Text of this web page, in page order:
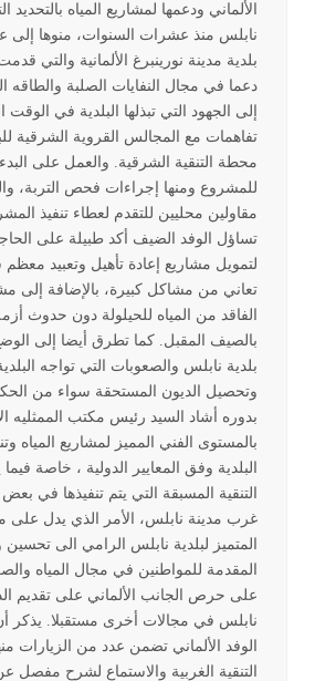
الألماني ودعمها لمشاريع المياه بالتحديد
نابلس منذ عشرات السنوات، منوها إلى
بلدية مدينة نورينبرغ الألمانية والتي
دعما في مجال النفايات الصلبة والطاقه
إلى الجهود التي تبذلها البلدية في
تفاهمات مع المجالس القروية الشرقية
محطة التنقية الشرقية. والعمل على البدء
للمشروع ومنها إجراءات فحص التربة،
مقاولين محليين للتقدم لعطاء تنفيذ
تساؤل الوفد الضيف أكد طبيلة على
لتمويل مشاريع إعادة تأهيل وتعبيد معظم
تعاني من مشاكل كبيرة، بالإضافة إلى
الفاقد من المياه للحيلولة دون حدوث
بالصيف المقبل. كما تطرق أيضا إلى
بلدية نابلس والصعوبات التي تواجه
وتحصيل الديون المستحقة سواء من
بدوره أشاد السيد رئيس مكتب الممثليه
بالمستوى الفني المميز لمشاريع المياه
البلدية وفق المعايير الدولية ، خاصة
التنقية المسبقة التي يتم تنفيذها في
غرب مدينة نابلس، الأمر الذي يدل على
المتميز لبلدية نابلس الرامي الى
المقدمة للمواطنين في مجال المياه
على حرص الجانب الألماني على تقديم
نابلس في مجالات أخرى مستقبلا. يذكر
الوفد الألماني تضمن عدد من الزيارات
التنقية الغربية والاستماع لشرح مفصل